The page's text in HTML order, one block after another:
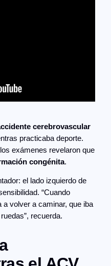
cerebrovascular
practicaba deporte.
exámenes revelaron que
congénita.
el lado izquierdo de
“Cuando
a volver a caminar, que iba
recuerda.